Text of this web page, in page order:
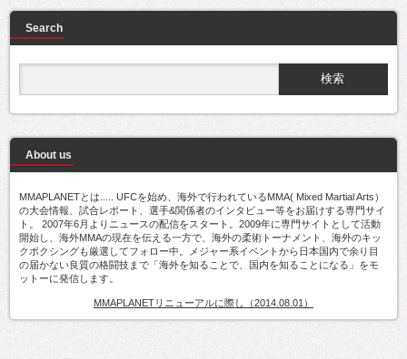
Search
About us
MMAPLANETとは..... UFCを始め、海外で行われているMMA( Mixed Martial Arts）
の大会情報、試合レポート、選手&関係者のインタビュー等をお届けする専門サイ
ト。 2007年6月よりニュースの配信をスタート。2009年に専門サイトとして活動
開始し、海外MMAの現在を伝える一方で、海外の柔術トーナメント、海外のキッ
クボクシングも厳選してフォロー中。メジャー系イベントから日本国内で余り目
の届かない良質の格闘技まで「海外を知ることで、国内を知ることになる」をモ
ットーに発信します。
MMAPLANETリニューアルに際し（2014.08.01）